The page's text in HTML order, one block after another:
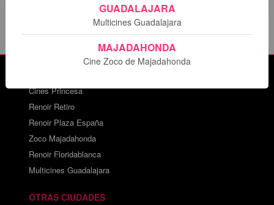
Cines Princesa
Renoir Retiro
Renoir Plaza España
Zoco Majadahonda
Renoir Floridablanca
Multicines Guadalajara
OTRAS CIUDADES
GUADALAJARA
Multicines Guadalajara
MAJADAHONDA
Cine Zoco de Majadahonda